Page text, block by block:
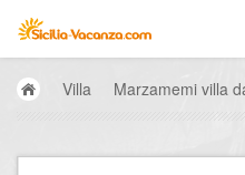
Villa Marzamemi villa